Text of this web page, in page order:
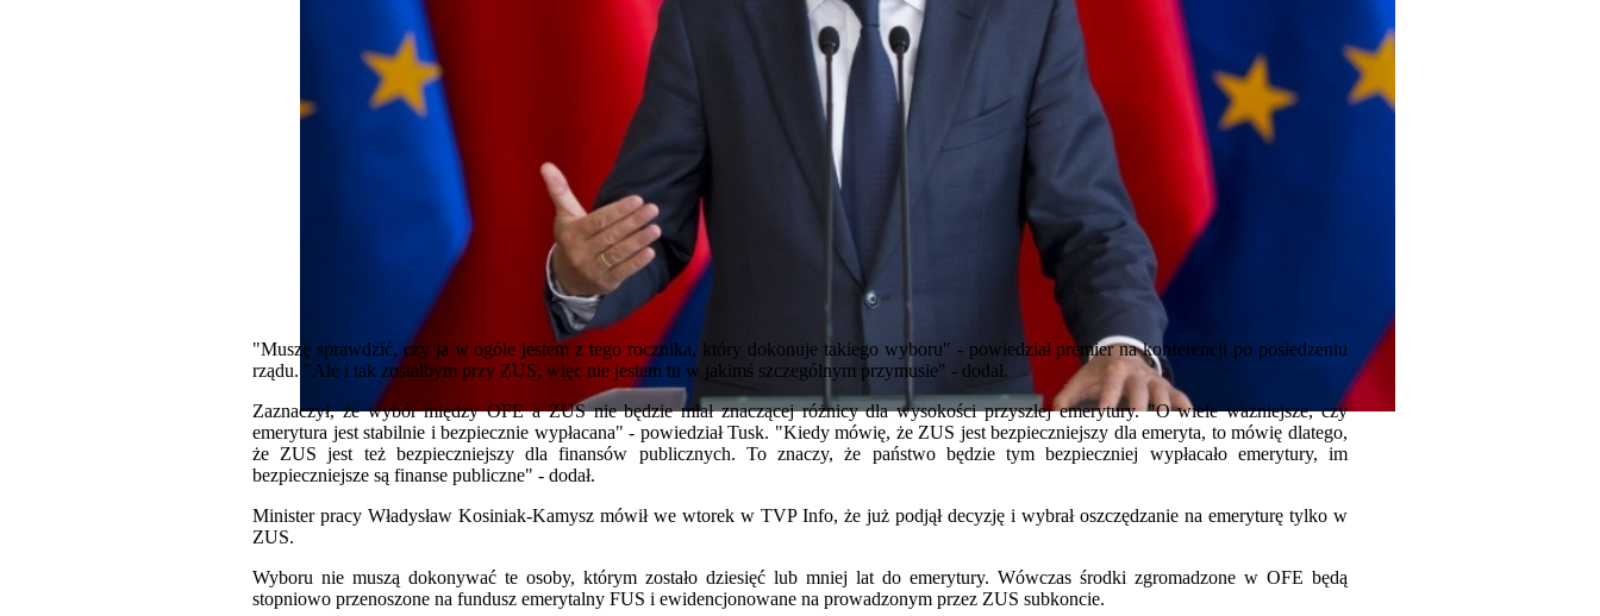
"Muszę sprawdzić, czy ja w ogóle jestem z tego rocznika, który dokonuje takiego wyboru" - powiedział premier na konferencji po posiedzeniu
rządu. "Ale i tak zostałbym przy ZUS, więc nie jestem tu w jakimś szczególnym przymusie" - dodał.
Zaznaczył, że wybór między OFE a ZUS nie będzie miał znaczącej różnicy dla wysokości przyszłej emerytury. "O wiele ważniejsze, czy
emerytura jest stabilnie i bezpiecznie wypłacana" - powiedział Tusk. "Kiedy mówię, że ZUS jest bezpieczniejszy dla emeryta, to mówię dlatego,
że ZUS jest też bezpieczniejszy dla finansów publicznych. To znaczy, że państwo będzie tym bezpieczniej wypłacało emerytury, im
bezpieczniejsze są finanse publiczne" - dodał.
Minister pracy Władysław Kosiniak-Kamysz mówił we wtorek w TVP Info, że już podjął decyzję i wybrał oszczędzanie na emeryturę tylko w
ZUS.
Wyboru nie muszą dokonywać te osoby, którym zostało dziesięć lub mniej lat do emerytury. Wówczas środki zgromadzone w OFE będą
stopniowo przenoszone na fundusz emerytalny FUS i ewidencjonowane na prowadzonym przez ZUS subkoncie.